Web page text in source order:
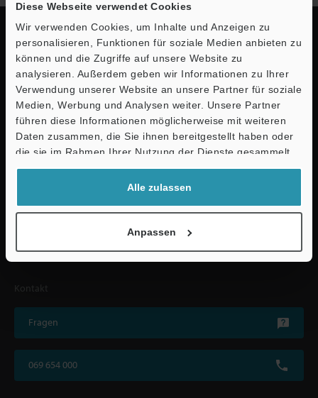
Diese Webseite verwendet Cookies
Wir verwenden Cookies, um Inhalte und Anzeigen zu
personalisieren, Funktionen für soziale Medien anbieten zu
können und die Zugriffe auf unsere Website zu
analysieren. Außerdem geben wir Informationen zu Ihrer
Verwendung unserer Website an unsere Partner für soziale
Medien, Werbung und Analysen weiter. Unsere Partner
führen diese Informationen möglicherweise mit weiteren
Daten zusammen, die Sie ihnen bereitgestellt haben oder
die sie im Rahmen Ihrer Nutzung der Dienste gesammelt
haben.
Alle zulassen
Anpassen
Schnelle Lieferung und
umfassender Support
KEYENCE unterstützt Sie von der Produktauswahl bis hin zur Inbetriebnahme
und darüber hinaus durch Spezialisten bei Ihnen vor Ort.
Kontakt / Support
Kontakt
Fragen
069 654 000